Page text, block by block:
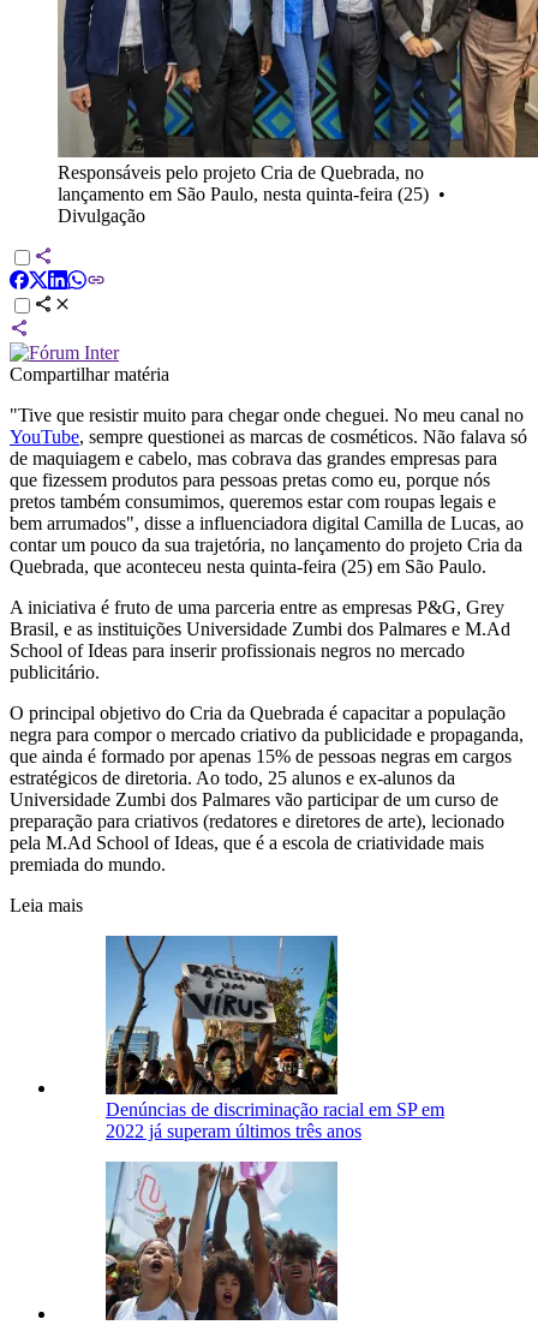
Responsáveis pelo projeto Cria de Quebrada, no
lançamento em São Paulo, nesta quinta-feira (25) •
Divulgação
Compartilhar matéria
"Tive que resistir muito para chegar onde cheguei. No meu canal no
YouTube, sempre questionei as marcas de cosméticos. Não falava só
de maquiagem e cabelo, mas cobrava das grandes empresas para
que fizessem produtos para pessoas pretas como eu, porque nós
pretos também consumimos, queremos estar com roupas legais e
bem arrumados", disse a influenciadora digital Camilla de Lucas, ao
contar um pouco da sua trajetória, no lançamento do projeto Cria da
Quebrada, que aconteceu nesta quinta-feira (25) em São Paulo.
A iniciativa é fruto de uma parceria entre as empresas P&G, Grey
Brasil, e as instituições Universidade Zumbi dos Palmares e M.Ad
School of Ideas para inserir profissionais negros no mercado
publicitário.
O principal objetivo do Cria da Quebrada é capacitar a população
negra para compor o mercado criativo da publicidade e propaganda,
que ainda é formado por apenas 15% de pessoas negras em cargos
estratégicos de diretoria. Ao todo, 25 alunos e ex-alunos da
Universidade Zumbi dos Palmares vão participar de um curso de
preparação para criativos (redatores e diretores de arte), lecionado
pela M.Ad School of Ideas, que é a escola de criatividade mais
premiada do mundo.
Leia mais
Denúncias de discriminação racial em SP em
2022 já superam últimos três anos